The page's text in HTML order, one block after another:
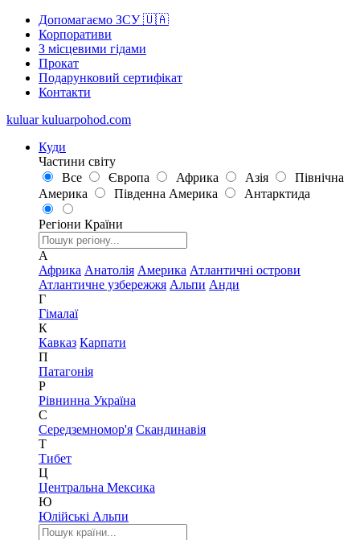
Допомагаємо ЗСУ 🇺🇦
Корпоративи
З місцевими гідами
Прокат
Подарунковий сертифікат
Контакти
kuluar kuluarpohod.com
Куди
Частини світу
Все
Європа Африка Азія
Північна
Америка
Південна Америка Антарктида
Регіони Країни
А
Африка Анатолія Америка Атлантичні острови
Атлантичне узбережжя Альпи Анди
Г
Гімалаї
К
Кавказ Карпати
П
Патагонія
Р
Рівнинна Україна
С
Середземномор'я Скандинавія
Т
Тибет
Ц
Центральна Мексика
Ю
Юлійські Альпи